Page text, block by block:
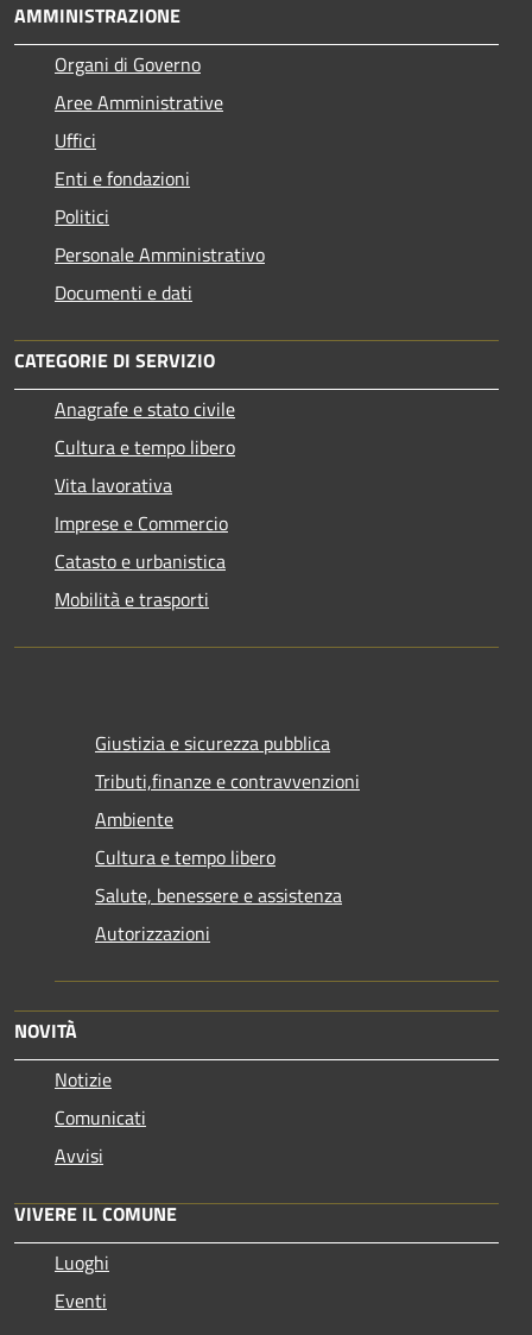
AMMINISTRAZIONE
Organi di Governo
Aree Amministrative
Uffici
Enti e fondazioni
Politici
Personale Amministrativo
Documenti e dati
CATEGORIE DI SERVIZIO
Anagrafe e stato civile
Cultura e tempo libero
Vita lavorativa
Imprese e Commercio
Catasto e urbanistica
Mobilità e trasporti
Giustizia e sicurezza pubblica
Tributi,finanze e contravvenzioni
Ambiente
Cultura e tempo libero
Salute, benessere e assistenza
Autorizzazioni
NOVITÀ
Notizie
Comunicati
Avvisi
VIVERE IL COMUNE
Luoghi
Eventi